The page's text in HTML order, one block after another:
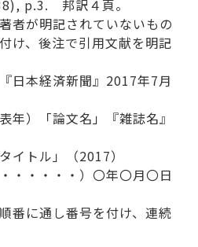
p.3. 邦訳４頁。
者が明記されていないもの
け、後注で引用文献を明記
日本経済新聞』2017年7月
年）「論文名」『雑誌名』
イトル」（2017）
・・・・・）〇年〇月〇日
番に通し番号を付け、連続